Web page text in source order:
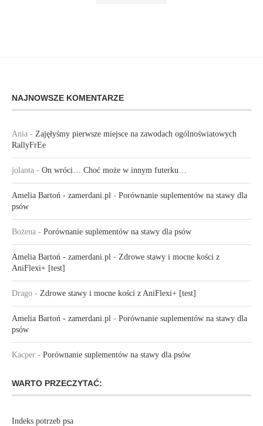
NAJNOWSZE KOMENTARZE
Ania - Zajęłyśmy pierwsze miejsce na zawodach ogólnoświatowych
RallyFrEe
jolanta - On wróci… Choć może w innym futerku…
Amelia Bartoń - zamerdani.pl - Porównanie suplementów na stawy dla
psów
Bożena - Porównanie suplementów na stawy dla psów
Amelia Bartoń - zamerdani.pl - Zdrowe stawy i mocne kości z
AniFlexi+ [test]
Drago - Zdrowe stawy i mocne kości z AniFlexi+ [test]
Amelia Bartoń - zamerdani.pl - Porównanie suplementów na stawy dla
psów
Kacper - Porównanie suplementów na stawy dla psów
WARTO PRZECZYTAĆ:
Indeks potrzeb psa